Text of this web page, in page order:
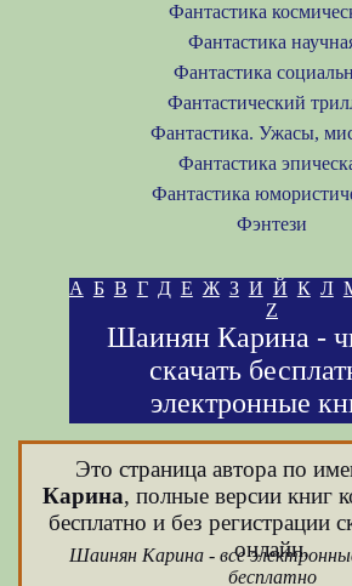
Фантастика
Фантастика
Фантастика
Фантастический
Фантастика. Ужасы,
Фантастика
Фантастика
Фэнтези
А Б В Г Д Е Ж З И Й К Л
Z
Шаинян Карина -
скачать
электронные
Это страница автора по
Карина, полные версии книг
бесплатно и без регистрации
онлайн.
Шаинян Карина - все
бесплатно